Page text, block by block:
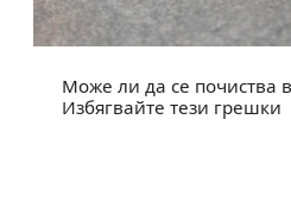
Може ли да се почиства
Избягвайте тези грешки